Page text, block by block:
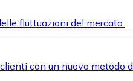
fluttuazioni del mercato.
con un nuovo metodo